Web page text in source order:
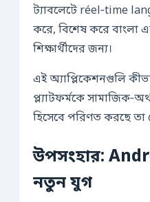
ট্যাবলেটে réel‑time
করে, বিশেষ করে বাংলা
শিক্ষার্থীদের জন্য।
এই অ্যাপ্লিকেশনগুলি
প্ল্যাটফর্মকে
হিসেবে পরিণত করছে তা
উপসংহার:
নতুন যুগ